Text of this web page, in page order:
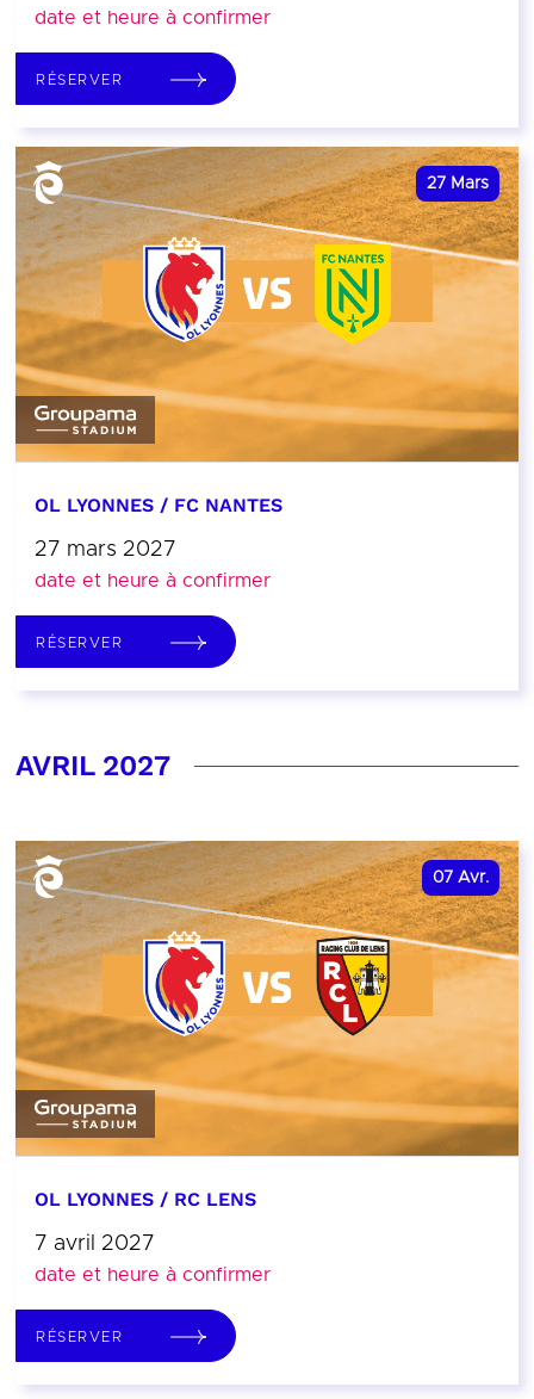
date et heure à confirmer
RÉSERVER
27 Mars
OL LYONNES / FC NANTES
27 mars 2027
date et heure à confirmer
RÉSERVER
AVRIL 2027
07 Avr.
OL LYONNES / RC LENS
7 avril 2027
date et heure à confirmer
RÉSERVER